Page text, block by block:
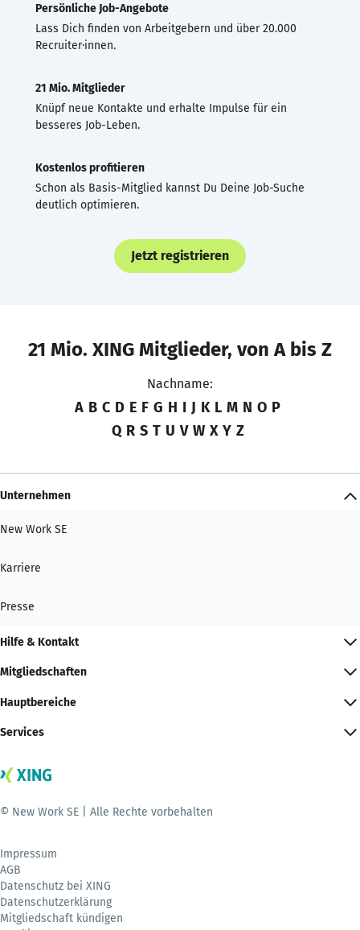
Persönliche Job-Angebote
Lass Dich finden von Arbeitgebern und über 20.000
Recruiter·innen.
21 Mio. Mitglieder
Knüpf neue Kontakte und erhalte Impulse für ein
besseres Job-Leben.
Kostenlos profitieren
Schon als Basis-Mitglied kannst Du Deine Job-Suche
deutlich optimieren.
Jetzt registrieren
21 Mio. XING Mitglieder, von A bis Z
Nachname:
A B C D E F G H I J K L M N O P
Q R S T U V W X Y Z
Unternehmen
New Work SE
Karriere
Presse
Hilfe & Kontakt
Mitgliedschaften
Hauptbereiche
Services
© New Work SE | Alle Rechte vorbehalten
Impressum
AGB
Datenschutz bei XING
Datenschutzerklärung
Mitgliedschaft kündigen